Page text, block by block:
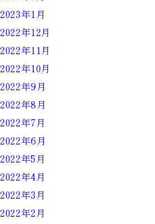
2023年1月
2022年12月
2022年11月
2022年10月
2022年9月
2022年8月
2022年7月
2022年6月
2022年5月
2022年4月
2022年3月
2022年2月